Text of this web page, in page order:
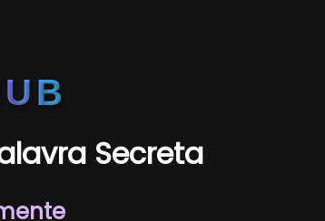
Secreta